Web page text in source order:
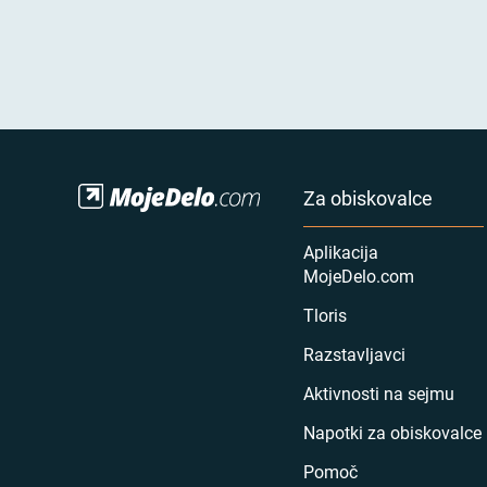
Za obiskovalce
Aplikacija
MojeDelo.com
Tloris
Razstavljavci
Aktivnosti na sejmu
Napotki za obiskovalce
Pomoč